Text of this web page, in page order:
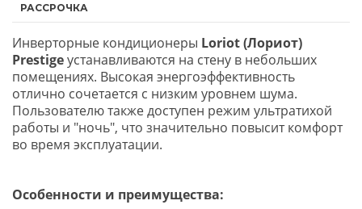
РАССРОЧКА
Инверторные кондиционеры Loriot (Лориот)
Prestigeустанавливаются на стену в небольших
помещениях. Высокая энергоэффективность
отлично сочетается с низким уровнем шума.
Пользователю также доступен режим ультратихой
работы и "ночь", что значительно повысит комфорт
во время эксплуатации.
Особенности и преимущества: